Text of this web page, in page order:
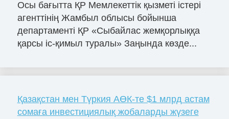
Осы бағытта ҚР Мемлекеттік қызметі істері
агенттінің Жамбыл облысы бойынша
департаменті ҚР «Сыбайлас жемқорлыққа
қарсы іс-қимыл туралы» Заңында көзде...
Қазақстан мен Түркия АӨК-те $1 млрд астам
сомаға инвестициялық жобаларды жүзеге